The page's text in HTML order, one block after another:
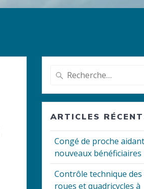
Recherche
:
ARTICLES
Congé de proche
nouveaux bénéficiaires
Contrôle technique des
roues et quadricycles à